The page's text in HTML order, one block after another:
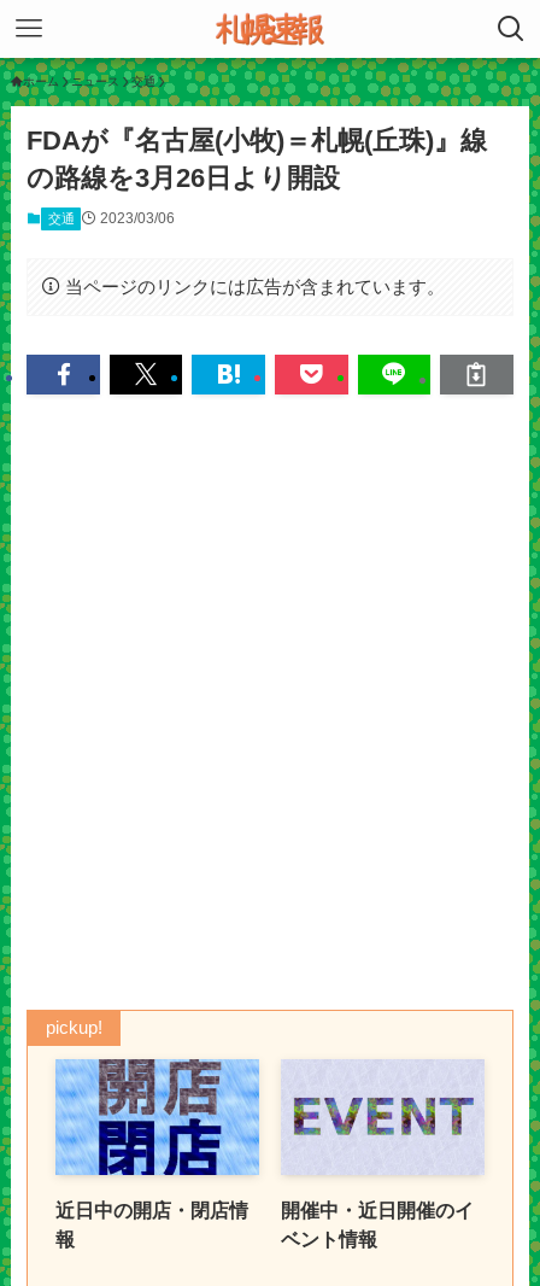
ホーム ニュース 交通
FDAが『名古屋(小牧)＝札幌(丘珠)』線
の路線を3月26日より開設
交通 2023/03/06
当ページのリンクには広告が含まれています。
pickup!
近日中の開店・閉店情
報
開催中・近日開催のイ
ベント情報